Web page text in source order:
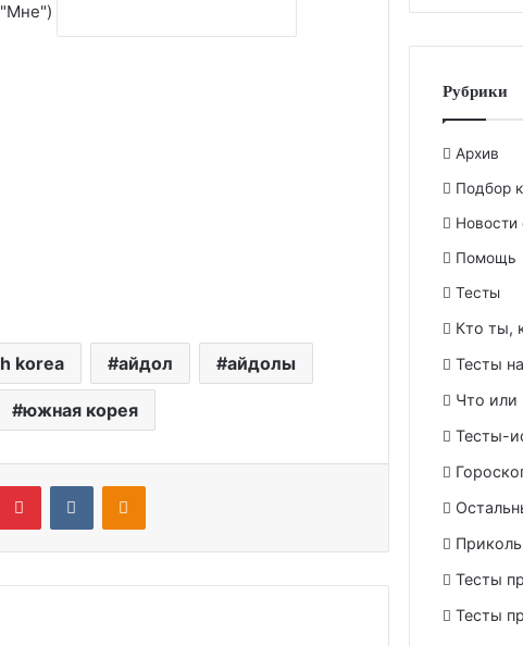
"Мне")
korea айдол айдолы
южная корея
Pinterest VKontakte Odnoklassniki
Рубрики
Архив
Подбор
Новости
Помощь
Тесты
Кто ты,
Тесты
Что или
Тесты-
Тесты
Тесты